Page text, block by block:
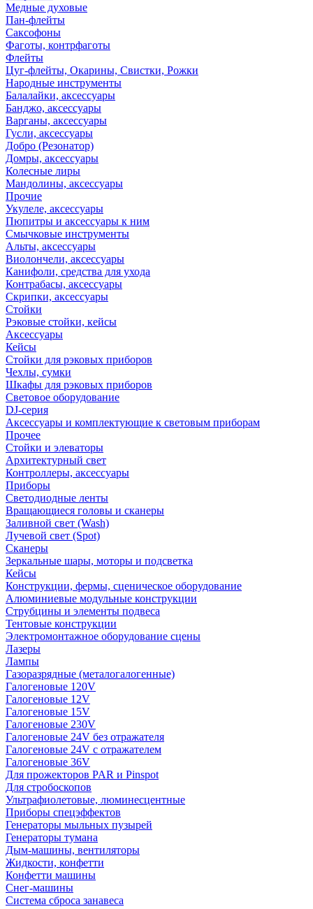
Медные духовые
Пан-флейты
Саксофоны
Фаготы, контрфаготы
Флейты
Цуг-флейты, Окарины, Свистки, Рожки
Народные инструменты
Балалайки, аксессуары
Банджо, аксессуары
Варганы, аксессуары
Гусли, аксессуары
Добро (Резонатор)
Домры, аксессуары
Колесные лиры
Мандолины, аксессуары
Прочие
Укулеле, аксессуары
Пюпитры и аксессуары к ним
Смычковые инструменты
Альты, аксессуары
Виолончели, аксессуары
Канифоли, средства для ухода
Контрабасы, аксессуары
Скрипки, аксессуары
Стойки
Рэковые стойки, кейсы
Аксессуары
Кейсы
Стойки для рэковых приборов
Чехлы, сумки
Шкафы для рэковых приборов
Световое оборудование
DJ-серия
Аксессуары и комплектующие к световым приборам
Прочее
Стойки и элеваторы
Архитектурный свет
Контроллеры, аксессуары
Приборы
Светодиодные ленты
Вращающиеся головы и сканеры
Заливной свет (Wash)
Лучевой свет (Spot)
Сканеры
Зеркальные шары, моторы и подсветка
Кейсы
Конструкции, фермы, сценическое оборудование
Алюминиевые модульные конструкции
Струбцины и элементы подвеса
Тентовые конструкции
Электромонтажное оборудование сцены
Лазеры
Лампы
Газоразрядные (металогалогенные)
Галогеновые 120V
Галогеновые 12V
Галогеновые 15V
Галогеновые 230V
Галогеновые 24V без отражателя
Галогеновые 24V с отражателем
Галогеновые 36V
Для прожекторов PAR и Pinspot
Для стробоскопов
Ультрафиолетовые, люминесцентные
Приборы спецэффектов
Генераторы мыльных пузырей
Генераторы тумана
Дым-машины, вентиляторы
Жидкости, конфетти
Конфетти машины
Снег-машины
Система сброса занавеса